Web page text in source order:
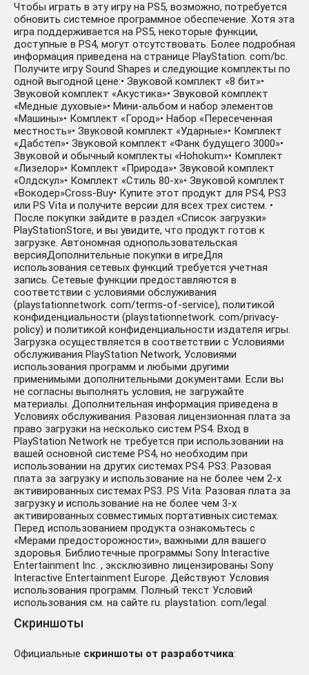
Чтобы играть в эту игру на PS5, возможно, потребуется
обновить системное программное обеспечение. Хотя эта
игра поддерживается на PS5, некоторые функции,
доступные в PS4, могут отсутствовать. Более подробная
информация приведена на странице PlayStation. com/bc.
Получите игру Sound Shapes и следующие комплекты по
одной выгодной цене:• Звуковой комплект «8 бит»•
Звуковой комплект «Акустика»• Звуковой комплект
«Медные духовые»• Мини-альбом и набор элементов
«Машины»• Комплект «Город»• Набор «Пересеченная
местность»• Звуковой комплект «Ударные»• Комплект
«Дабстеп»• Звуковой комплект «Фанк будущего 3000»•
Звуковой и обычный комплекты «Hohokum»• Комплект
«Лизелор»• Комплект «Природа»• Звуковой комплект
«Олдскул»• Комплект «Стиль 80-х»• Звуковой комплект
«Вокодер»Cross-Buy• Купите этот продукт для PS4, PS3
или PS Vita и получите версии для всех трех систем. •
После покупки зайдите в раздел «Список загрузки»
PlayStationStore, и вы увидите, что продукт готов к
загрузке. Автономная однопользовательская
версияДополнительные покупки в игреДля
использования сетевых функций требуется учетная
запись. Сетевые функции предоставляются в
соответствии с условиями обслуживания
(playstationnetwork. com/terms-of-service), политикой
конфиденциальности (playstationnetwork. com/privacy-
policy) и политикой конфиденциальности издателя игры.
Загрузка осуществляется в соответствии с Условиями
обслуживания PlayStation Network, Условиями
использования программ и любыми другими
применимыми дополнительными документами. Если вы
не согласны выполнять условия, не загружайте
материалы. Дополнительная информация приведена в
Условиях обслуживания. Разовая лицензионная плата за
право загрузки на несколько систем PS4. Вход в
PlayStation Network не требуется при использовании на
вашей основной системе PS4, но необходим при
использовании на других системах PS4. PS3: Разовая
плата за загрузку и использование на не более чем 2-х
активированных системах PS3. PS Vita: Разовая плата за
загрузку и использование на не более чем 3-х
активированных совместимых портативных системах.
Перед использованием продукта ознакомьтесь с
«Мерами предосторожности», важными для вашего
здоровья. Библиотечные программы Sony Interactive
Entertainment Inc. , эксклюзивно лицензированы Sony
Interactive Entertainment Europe. Действуют Условия
использования программ. Полный текст Условий
использования см. на сайте ru. playstation. com/legal.
Скриншоты
Официальные скриншоты от разработчика: